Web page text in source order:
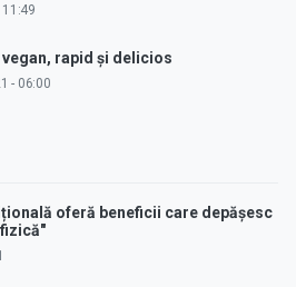
rapid și delicios
- 06:00
oferă beneficii care depășesc